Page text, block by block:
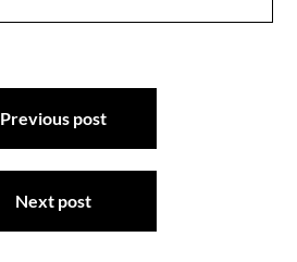
Previous post
Next post